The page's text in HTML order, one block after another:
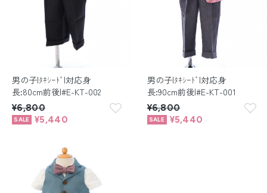
男の子|ﾀｷｼｰﾄﾞ|対応身
長:80cm前後|#E-KT-002
¥6,800
¥5,440
男の子|ﾀｷｼｰﾄﾞ|対応身
長:90cm前後|#E-KT-001
¥6,800
¥5,440